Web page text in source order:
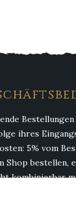
ihres
5% vom
bestellen,
kombinierbar